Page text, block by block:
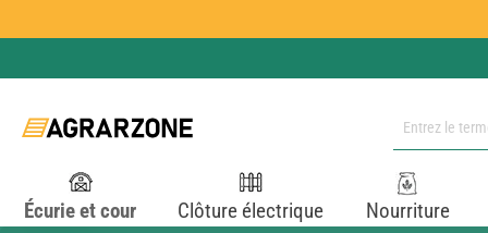
Écurie et cour Clôture électrique Nourriture